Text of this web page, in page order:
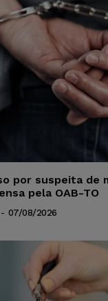
por suspeita de
pela OAB-TO
- 07/08/2026